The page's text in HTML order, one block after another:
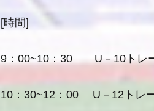
[時間]
9：00~10：30 U－10トレ
10：30~12：00 U－12トレ